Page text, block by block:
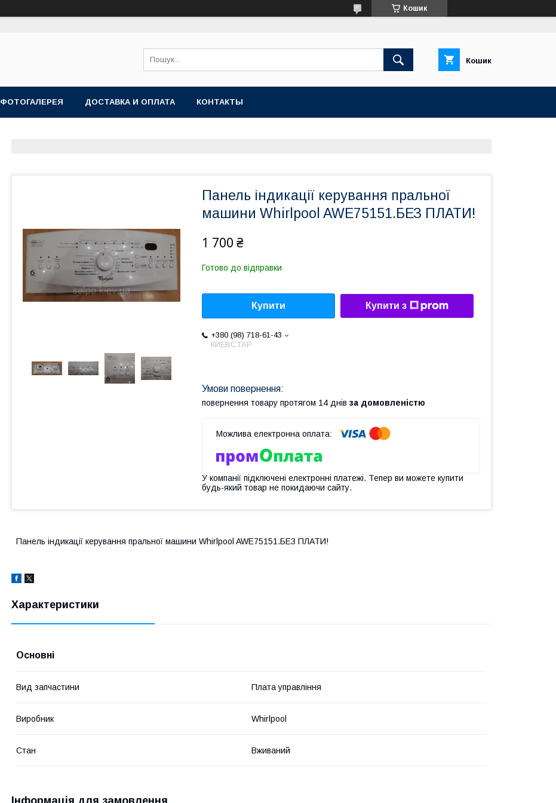
Кошик
Кошик
ФОТОГАЛЕРЕЯ ДОСТАВКА И ОПЛАТА КОНТАКТЫ
Панель індикації керування пральної
машини Whirlpool AWE75151.БЕЗ ПЛАТИ!
1 700 ₴
Готово до відправки
Купити Купити з
+380 (98) 718-61-43
КИЕВСТАР
повернення товару протягом 14 днів за домовленістю
У компанії підключені електронні платежі. Тепер ви можете купити
будь-який товар не покидаючи сайту.
Панель індикації керування пральної машини Whirlpool AWE75151.БЕЗ ПЛАТИ!
Характеристики
Основні
Вид запчастини Плата управління
Виробник Whirlpool
Стан Вживаний
Інформація для замовлення